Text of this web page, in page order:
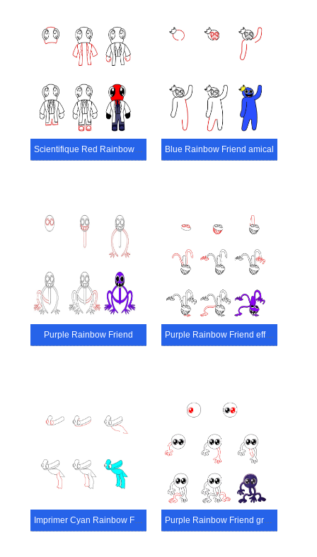
Blue Rainbow Friend amical
Purple Rainbow Friend Purple Rainbow Friend effrayant